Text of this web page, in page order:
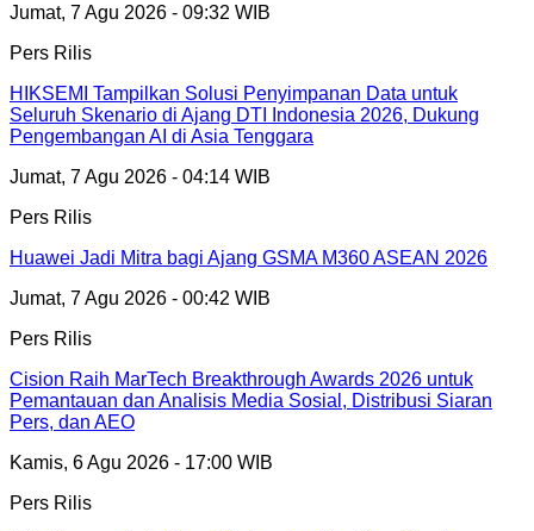
Jumat, 7 Agu 2026 - 09:32 WIB
Pers Rilis
HIKSEMI Tampilkan Solusi Penyimpanan Data untuk
Seluruh Skenario di Ajang DTI Indonesia 2026, Dukung
Pengembangan AI di Asia Tenggara
Jumat, 7 Agu 2026 - 04:14 WIB
Pers Rilis
Huawei Jadi Mitra bagi Ajang GSMA M360 ASEAN 2026
Jumat, 7 Agu 2026 - 00:42 WIB
Pers Rilis
Cision Raih MarTech Breakthrough Awards 2026 untuk
Pemantauan dan Analisis Media Sosial, Distribusi Siaran
Pers, dan AEO
Kamis, 6 Agu 2026 - 17:00 WIB
Pers Rilis